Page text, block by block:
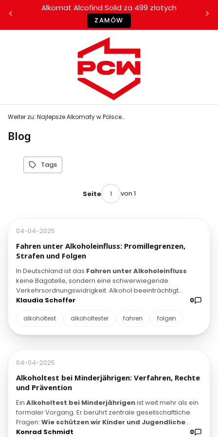
Alkomat Alcofind Solid za 499 złotych
ZAMÓW
Weiter zu: Najlepsze Alkomaty w Polsce | serwis i kalibracja alkomatów | wzorcowanie analizatorów wydechu
Blog
Tags
Seite von 1
04-04-2025
Fahren unter Alkoholeinfluss: Promillegrenzen,
Strafen und Folgen
In Deutschland ist das Fahren unter Alkoholeinfluss
keine Bagatelle, sondern eine schwerwiegende
Verkehrsordnungswidrigkeit. Alkohol beeinträchtigt
Reaktionszeit, Urteilsvermögen und Koordination–
Bereits geringe Mengen Alkohol können das Unfallrisiko
Klaudia Schoffer 0
alkoholtest alkoholtester fahren folgen
04-04-2025
Alkoholtest bei Minderjährigen: Verfahren, Rechte
und Prävention
Ein Alkoholtest bei Minderjährigenist weit mehr als ein
formaler Vorgang. Er berührt zentrale gesellschaftliche
Fragen: Wie schützen wir Kinder und Jugendliche
wirksam?Wie gehen wir mit dem Thema Alkohol um –
Konrad Schmidt 0